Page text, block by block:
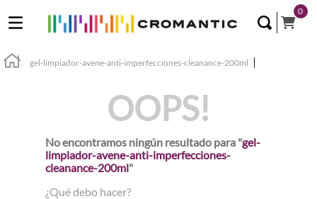
0
gel-limpiador-avene-anti-imperfecciones-cleanance-200ml
OOPS!
No encontramos ningún resultado para "gel-
limpiador-avene-anti-imperfecciones-
cleanance-200ml"
¿Qué debo hacer?